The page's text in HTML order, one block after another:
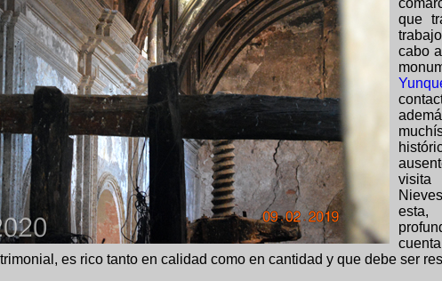
que
cabo
visita
esta,
es rico tanto en calidad como en cantidad y que debe ser